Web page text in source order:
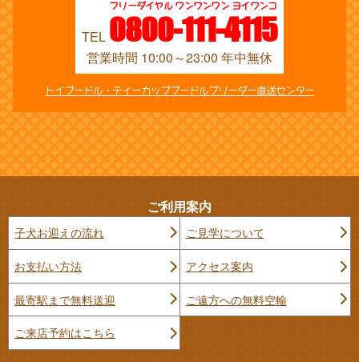
TEL 0800-111-4115
フリーダイヤル ワンワンワン ヨイワンコ
営業時間 10:00～23:00 年中無休
トイプードル・ティーカッププードルブリーダー直送センター
ご利用案内
子犬お迎えの流れ ご見学について
お支払い方法 アクセス案内
最寄駅まで無料送迎 ご遠方への無料空輸
ご来店予約はこちら